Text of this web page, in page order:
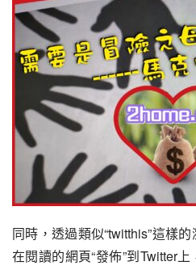
同時，透過類似“twitthis”這樣
在閱讀的網頁“發佈”到Twitter